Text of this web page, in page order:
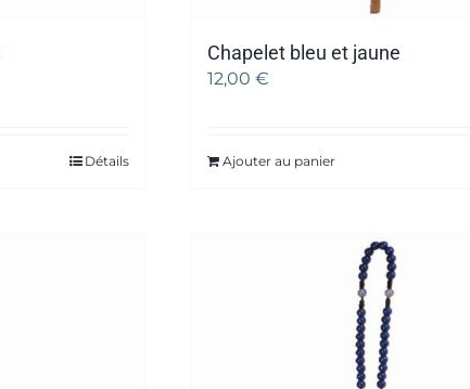
Détails
Chapelet bleu et jaune
12,00 €
Ajouter au panier